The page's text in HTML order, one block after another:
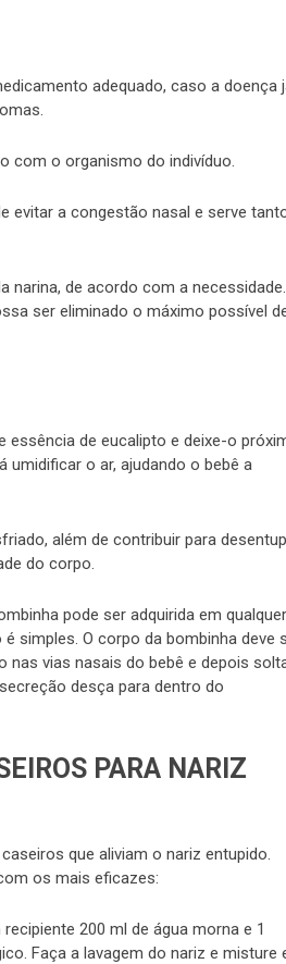
adequado, caso a doença
com o organismo do indivíduo.
evitar a congestão nasal e serve
de acordo com a
ser eliminado o máximo possível
essência de eucalipto e deixe-o
o ar, ajudando o bebê a
além de contribuir para
do corpo.
pode ser adquirida em qualquer
simples. O corpo da bombinha deve
nas vias nasais do bebê e depois
desça para dentro do
PARA NARIZ
que aliviam o nariz entupido.
os mais eficazes:
200 ml de água morna e 1
Faça a lavagem do nariz e misture